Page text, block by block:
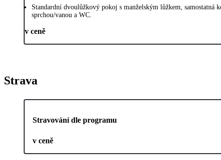
Standardní dvoulůžkový pokoj s manželským lůžkem, samostatná
sprchou/vanou a WC.
v ceně
Strava
Stravování dle programu
v ceně